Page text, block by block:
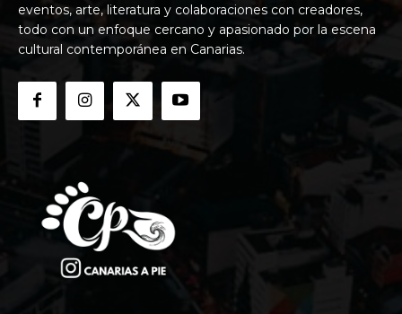
eventos, arte, literatura y colaboraciones con creadores,
todo con un enfoque cercano y apasionado por la escena
cultural contemporánea en Canarias.